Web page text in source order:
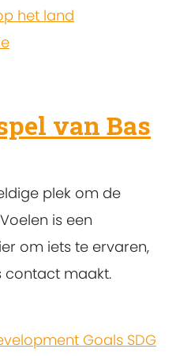
het land
van Bas
plek om de
is een
om iets te ervaren,
contact maakt.
Goals SDG